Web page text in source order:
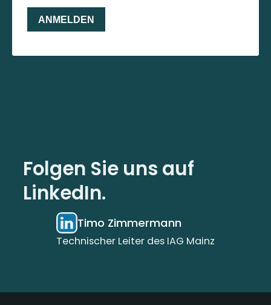
Folgen Sie uns auf
LinkedIn.
Timo Zimmermann
Technischer Leiter des IAG Mainz